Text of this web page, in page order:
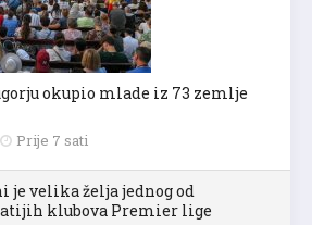
okupio mlade iz 73 zemlje
Prije 7 sati
je velika želja jednog od
klubova Premier lige